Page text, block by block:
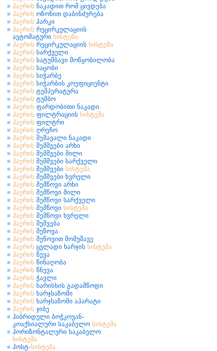
ჰაერის ნაკადით რომ ცივდება
ჰაერის ოზონით დაბინძურება
ჰაერის პარკი
ჰაერის რეცირკულაციის
ავტომატური სისტემა
ჰაერის რეცირკულაციის სისტემა
ჰაერის სარქველი
ჰაერის სატუმბავი მოწყობილობა
ჰაერის საცობი
ჰაერის სიჭარბე
ჰაერის სიჭარბის კოეფიციენტი
ჰაერის ტემპერატურა
ჰაერის ტუმბო
ჰაერის ფარდობითი ნაკადი
ჰაერის ფილტრაციის სისტემა
ჰაერის ფილტრი
ჰაერის ღრეჩო
ჰაერის შემავალი ნაკადი
ჰაერის შემშვები არხი
ჰაერის შემშვები მილი
ჰაერის შემშვები სარქველი
ჰაერის შემშვები სისტემა
ჰაერის შემშვები ხვრელი
ჰაერის შემწოვი არხი
ჰაერის შემწოვი მილი
ჰაერის შემწოვი სარქველი
ჰაერის შემწოვი სისტემა
ჰაერის შემწოვი ხვრელი
ჰაერის შეშვება
ჰაერის შეწოვა
ჰაერის შეწოვით მომუშავე
ჰაერის ცვლადი ხარჯის სისტემა
ჰაერის წევა
ჰაერის წინაღობა
ჰაერის წნევა
ჰაერის ჭავლი
ჰაერის ხარისხის გადამწოდი
ჰაერის ხარჯსაზომი
ჰაერის ხარჯსაზომი აპარატი
ჰაერის ჯიბე
ჰიბრიდული ბოჭკოვან-
კოაქსიალური საკაბელო სისტემა
ჰორიზონტალური საკაბელო
სისტემა
ჰოსტ-სისტემა